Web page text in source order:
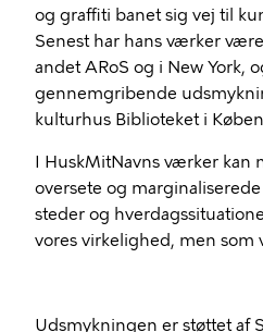
og graffiti banet sig vej til
Senest har hans værker
andet ARoS og i New York,
gennemgribende
kulturhus Biblioteket i
I HuskMitNavns værker kan
oversete og
steder og
vores virkelighed, men som
Udsmykningen er støttet af